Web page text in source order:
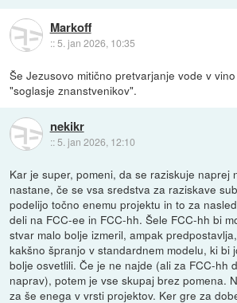
Markoff
::5. jan 2026, 10:35
Še Jezusovo mitično pretvarjanje vode v
"soglasje znanstvenikov".
nekikr
:: 5. jan 2026, 12:10
Kar je super, pomeni, da se raziskuje naprej
nastane, če se vsa sredstva za raziskave
podelijo točno enemu projektu in to za
deli na FCC-ee in FCC-hh. Šele FCC-hh bi
stvar malo bolje izmeril, ampak
kakšno špranjo v standardnem modelu, ki bi
bolje osvetlili. Če je ne najde (ali za FCC-hh
naprav), potem je vse skupaj brez pomena.
za še enega v vrsti projektov. Ker gre za